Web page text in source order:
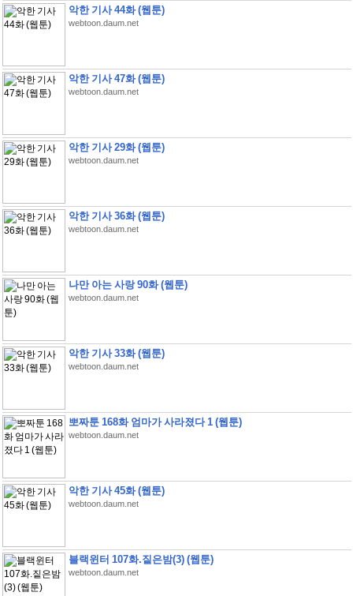
악한 기사 44화 (웹툰)
webtoon.daum.net
악한 기사 47화 (웹툰)
webtoon.daum.net
악한 기사 29화 (웹툰)
webtoon.daum.net
악한 기사 36화 (웹툰)
webtoon.daum.net
나만 아는 사랑 90화 (웹툰)
webtoon.daum.net
악한 기사 33화 (웹툰)
webtoon.daum.net
뽀짜툰 168화 엄마가 사라졌다 1 (웹툰)
webtoon.daum.net
악한 기사 45화 (웹툰)
webtoon.daum.net
블랙윈터 107화.짙은밤(3) (웹툰)
webtoon.daum.net